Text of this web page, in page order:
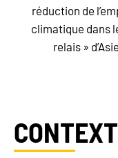
réduction de
climatique dans
relais »